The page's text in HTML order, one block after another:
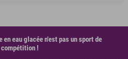
en eau glacée n'est pas un sport de
compétition !